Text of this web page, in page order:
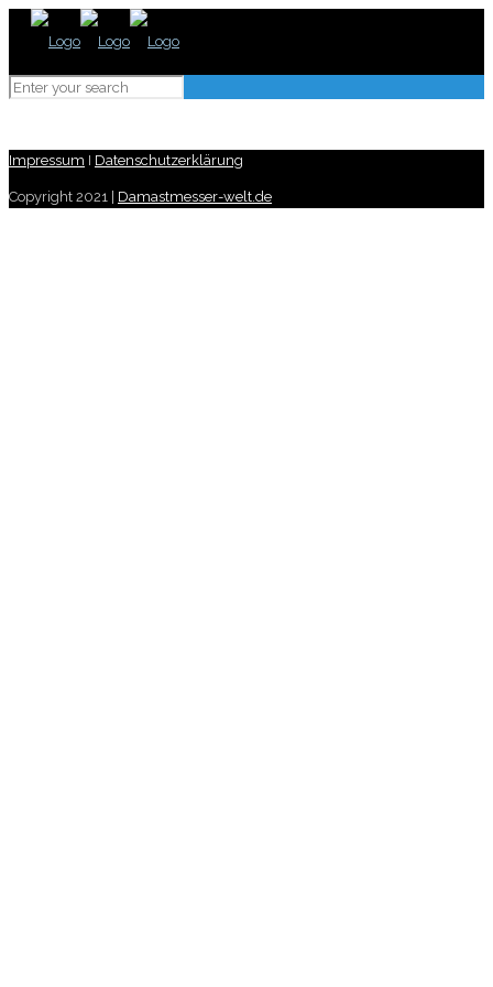
Impressum I Datenschutzerklärung
Copyright 2021 | Damastmesser-welt.de